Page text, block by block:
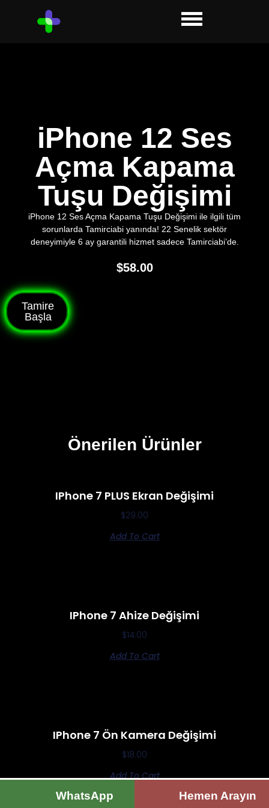
iPhone 12 Ses
Açma Kapama
Tuşu Değişimi
iPhone 12 Ses Açma Kapama Tuşu Değişimi ile ilgili tüm
sorunlarda Tamirciabi yanında! 22 Senelik sektör
deneyimiyle 6 ay garantili hizmet sadece Tamirciabi’de.
$58.00
Tamire
Başla
Önerilen Ürünler
IPhone 7 PLUS Ekran Değişimi
$29.00
Add To Cart
IPhone 7 Ahize Değişimi
$14.00
Add To Cart
IPhone 7 Ön Kamera Değişimi
$18.00
Add To Cart
WhatsApp Hemen Arayın